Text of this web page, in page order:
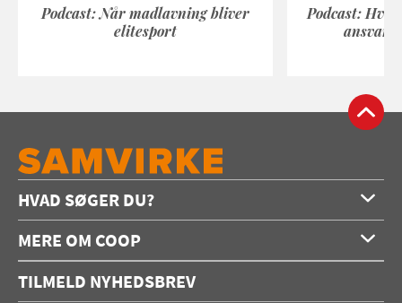
Podcast: Når madlavning bliver
elitesport
Podcast:
HVAD SØGER DU?
Forside
Opskrifter
Konkurrencer
MERE OM COOP
Annoncering
TILMELD NYHEDSBREV